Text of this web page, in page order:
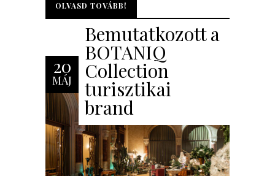
OLVASD TOVÁBB!
OLVASD TOVÁBB!
20
MÁJ
Bemutatkozott a
BOTANIQ
Collection
turisztikai
brand